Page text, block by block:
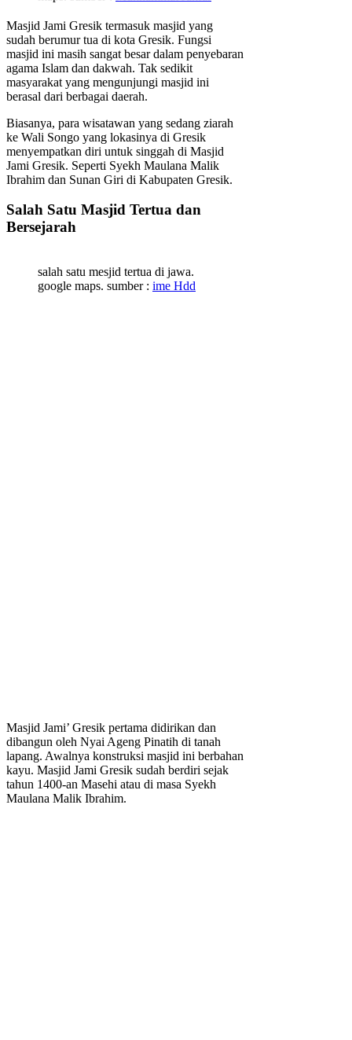
Masjid Jami Gresik termasuk masjid yang
sudah berumur tua di kota Gresik. Fungsi
masjid ini masih sangat besar dalam penyebaran
agama Islam dan dakwah. Tak sedikit
masyarakat yang mengunjungi masjid ini
berasal dari berbagai daerah.
Biasanya, para wisatawan yang sedang ziarah
ke Wali Songo yang lokasinya di Gresik
menyempatkan diri untuk singgah di Masjid
Jami Gresik. Seperti Syekh Maulana Malik
Ibrahim dan Sunan Giri di Kabupaten Gresik.
Salah Satu Masjid Tertua dan
Bersejarah
salah satu mesjid tertua di jawa.
google maps. sumber : ime Hdd
Masjid Jami’ Gresik pertama didirikan dan
dibangun oleh Nyai Ageng Pinatih di tanah
lapang. Awalnya konstruksi masjid ini berbahan
kayu. Masjid Jami Gresik sudah berdiri sejak
tahun 1400-an Masehi atau di masa Syekh
Maulana Malik Ibrahim.